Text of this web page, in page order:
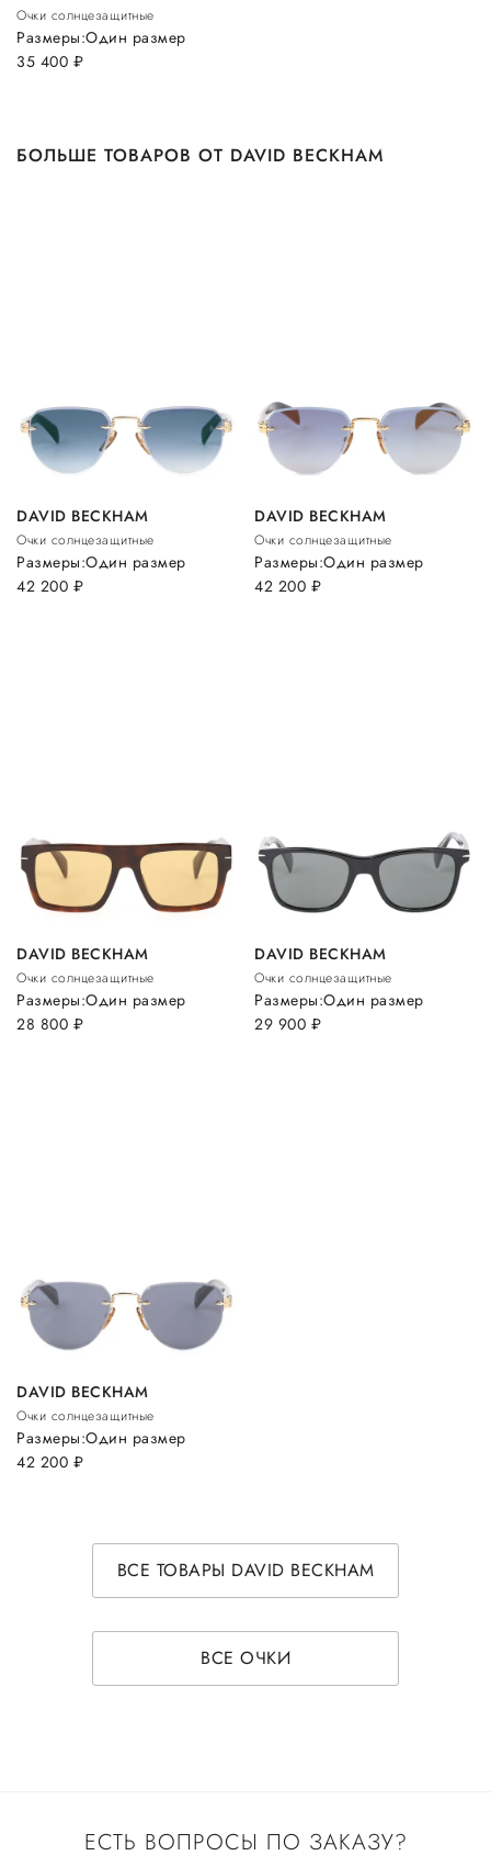
Очки солнцезащитные
35 400 руб.
Размеры:Один размер
БОЛЬШЕ ТОВАРОВ ОТ DAVID BECKHAM
DAVID BECKHAM
Очки солнцезащитные
42 200 руб.
Размеры:Один размер
DAVID BECKHAM
Очки солнцезащитные
42 200 руб.
Размеры:Один размер
DAVID BECKHAM
Очки солнцезащитные
28 800 руб.
Размеры:Один размер
DAVID BECKHAM
Очки солнцезащитные
29 900 руб.
Размеры:Один размер
DAVID BECKHAM
Очки солнцезащитные
42 200 руб.
Размеры:Один размер
ВСЕ ТОВАРЫ DAVID BECKHAM
ВСЕ ОЧКИ
ЕСТЬ ВОПРОСЫ ПО ЗАКАЗУ?